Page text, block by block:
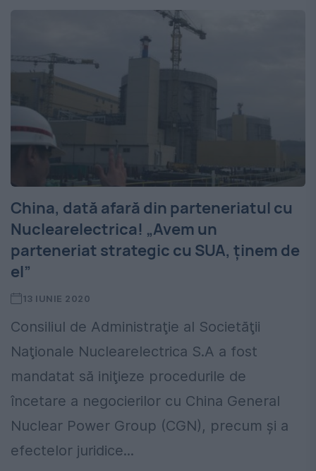
China, dată afară din parteneriatul cu
Nuclearelectrica! „Avem un
parteneriat strategic cu SUA, ținem de
el”
13 IUNIE 2020
Consiliul de Administraţie al Societăţii
Naţionale Nuclearelectrica S.A a fost
mandatat să iniţieze procedurile de
încetare a negocierilor cu China General
Nuclear Power Group (CGN), precum şi a
efectelor juridice...